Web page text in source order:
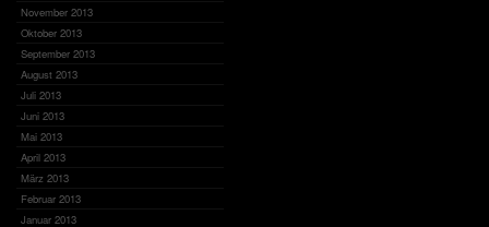
November 2013
Oktober 2013
September 2013
August 2013
Juli 2013
Juni 2013
Mai 2013
April 2013
März 2013
Februar 2013
Januar 2013